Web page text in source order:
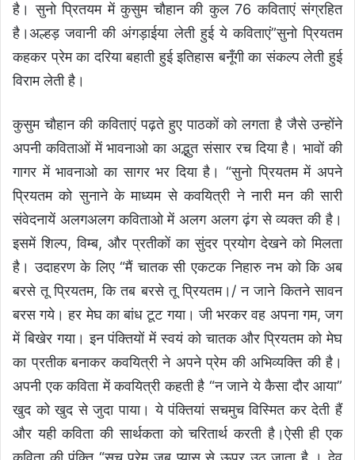
है। सुनो प्रितयम में कुसुम चौहान की कुल 76 कविताएं संग्रहित
है।अल्हड़ जवानी की अंगड़ाईया लेती हुई ये कविताएं”सुनो प्रियतम
कहकर प्रेम का दरिया बहाती हुई इतिहास बनूँगी का संकल्प लेती हुई
विराम लेती है।
कुसुम चौहान की कविताएं पढ़ते हुए पाठकों को लगता है जैसे उन्होंने
अपनी कविताओं में भावनाओ का अद्भुत संसार रच दिया है। भावों की
गागर में भावनाओ का सागर भर दिया है। “सुनो प्रियतम में अपने
प्रियतम को सुनाने के माध्यम से कवयित्री ने नारी मन की सारी
संवेदनायें अलगअलग कविताओ में अलग अलग ढ़ंग से व्यक्त की है।
इसमें शिल्प, विम्ब, और प्रतीकों का सुंदर प्रयोग देखने को मिलता
है। उदाहरण के लिए “मैं चातक सी एकटक निहारु नभ को कि अब
बरसे तू प्रियतम, कि तब बरसे तू प्रियतम।/ न जाने कितने सावन
बरस गये। हर मेघ का बांध टूट गया। जी भरकर वह अपना गम, जग
में बिखेर गया। इन पंक्तियों में स्वयं को चातक और प्रियतम को मेघ
का प्रतीक बनाकर कवयित्री ने अपने प्रेम की अभिव्यक्ति की है।
अपनी एक कविता में कवयित्री कहती है “न जाने ये कैसा दौर आया”
खुद को खुद से जुदा पाया। ये पंक्तियां सचमुच विस्मित कर देती हैं
और यही कविता की सार्थकता को चरितार्थ करती है।ऐसी ही एक